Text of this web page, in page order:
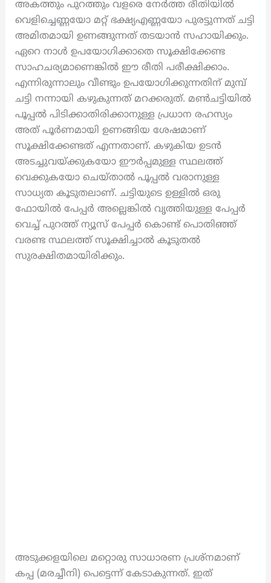
അകത്തും പുറത്തും വളരെ നേർത്ത രീതിയിൽ
വെളിച്ചെണ്ണയോ മറ്റ് ഭക്ഷ്യഎണ്ണയോ പുരട്ടുന്നത് ചട്ടി
അമിതമായി ഉണങ്ങുന്നത് തടയാൻ സഹായിക്കും.
ഏറെ നാൾ ഉപയോഗിക്കാതെ സൂക്ഷിക്കേണ്ട
സാഹചര്യമാണെങ്കിൽ ഈ രീതി പരീക്ഷിക്കാം.
എന്നിരുന്നാലും വീണ്ടും ഉപയോഗിക്കുന്നതിന് മുമ്പ്
ചട്ടി നന്നായി കഴുകുന്നത് മറക്കരുത്. മൺചട്ടിയിൽ
പൂപ്പൽ പിടിക്കാതിരിക്കാനുള്ള പ്രധാന രഹസ്യം
അത് പൂർണമായി ഉണങ്ങിയ ശേഷമാണ്
സൂക്ഷിക്കേണ്ടത് എന്നതാണ്. കഴുകിയ ഉടൻ
അടച്ചുവയ്ക്കുകയോ ഈർപ്പമുള്ള സ്ഥലത്ത്
വെക്കുകയോ ചെയ്താൽ പൂപ്പൽ വരാനുള്ള
സാധ്യത കൂടുതലാണ്. ചട്ടിയുടെ ഉള്ളിൽ ഒരു
ഫോയിൽ പേപ്പർ അല്ലെങ്കിൽ വൃത്തിയുള്ള പേപ്പർ
വെച്ച് പുറത്ത് ന്യൂസ് പേപ്പർ കൊണ്ട് പൊതിഞ്ഞ്
വരണ്ട സ്ഥലത്ത് സൂക്ഷിച്ചാൽ കൂടുതൽ
സുരക്ഷിതമായിരിക്കും.
അടുക്കളയിലെ മറ്റൊരു സാധാരണ പ്രശ്നമാണ്
കപ്പ (മരച്ചീനി) പെട്ടെന്ന് കേടാകുന്നത്. ഇത്